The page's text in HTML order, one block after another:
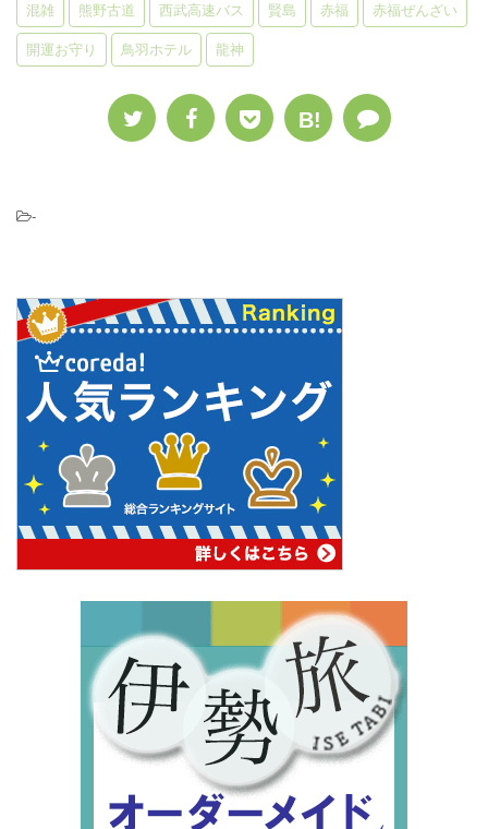
混雑 熊野古道 西武高速バス 賢島 赤福 赤福ぜんざい
開運お守り 鳥羽ホテル 龍神
B!
-